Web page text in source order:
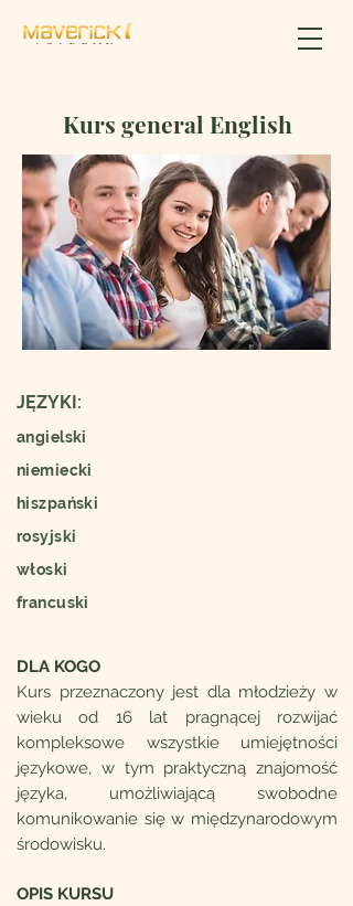
Kurs general English
JĘZYKI:
angielski
niemiecki
hiszpański
rosyjski
włoski
francuski
DLA KOGO
Kurs przeznaczony jest dla młodzieży w
wieku od 16 lat pragnącej rozwijać
kompleksowe wszystkie umiejętności
językowe, w tym praktyczną znajomość
języka, umożliwiającą swobodne
komunikowanie się w międzynarodowym
środowisku.
OPIS KURSU